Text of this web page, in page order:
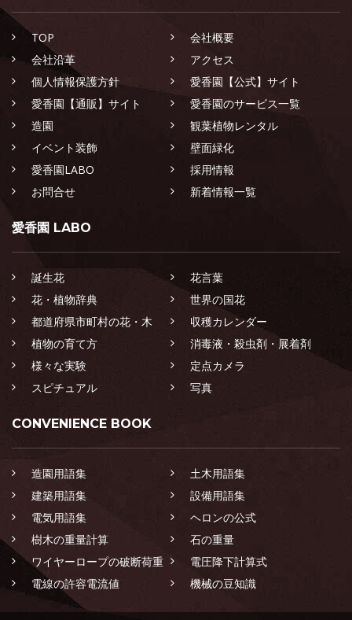
TOP
会社概要
会社沿革
アクセス
個人情報保護方針
愛香園【公式】サイト
愛香園【通販】サイト
愛香園のサービス一覧
造園
観葉植物レンタル
イベント装飾
壁面緑化
愛香園LABO
採用情報
お問合せ
新着情報一覧
愛香園 LABO
誕生花
花言葉
花・植物辞典
世界の国花
都道府県市町村の花・木
収穫カレンダー
植物の育て方
消毒液・殺虫剤・展着剤
様々な実験
定点カメラ
スピチュアル
写真
CONVENIENCE BOOK
造園用語集
土木用語集
建築用語集
設備用語集
電気用語集
ヘロンの公式
樹木の重量計算
石の重量
ワイヤーロープの破断荷重
電圧降下計算式
電線の許容電流値
機械の豆知識